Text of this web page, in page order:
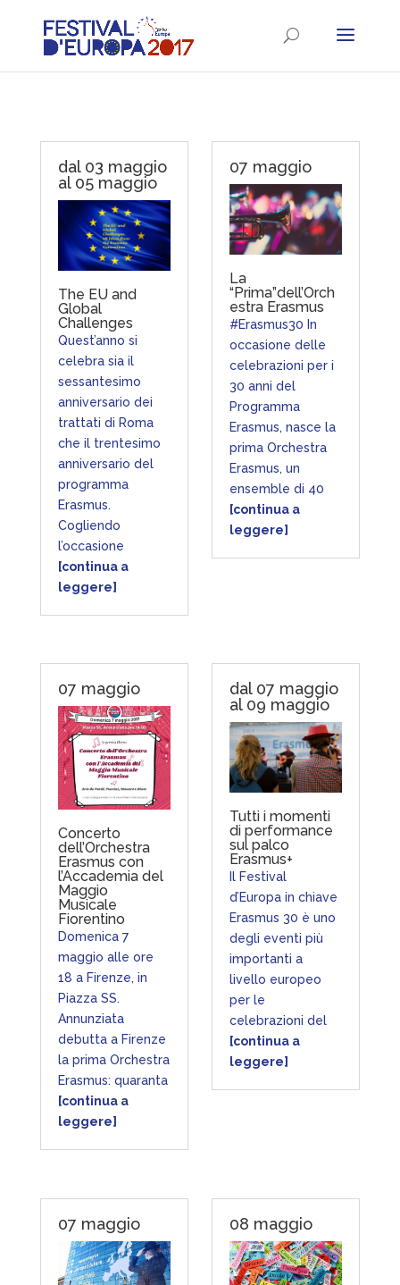
dal 03 maggio
al 05 maggio
The EU and
Global
Challenges
Quest’anno si
celebra sia il
sessantesimo
anniversario dei
trattati di Roma
che il trentesimo
anniversario del
programma
Erasmus.
Cogliendo
l’occasione
[continua a
leggere]
07 maggio
La
“Prima”dell’Orch
estra Erasmus
#Erasmus30 In
occasione delle
celebrazioni per i
30 anni del
Programma
Erasmus, nasce la
prima Orchestra
Erasmus, un
ensemble di 40
[continua a
leggere]
07 maggio
Concerto
dell’Orchestra
Erasmus con
l’Accademia del
Maggio
Musicale
Fiorentino
Domenica 7
maggio alle ore
18 a Firenze, in
Piazza SS.
Annunziata
debutta a Firenze
la prima Orchestra
Erasmus: quaranta
[continua a
leggere]
dal 07 maggio
al 09 maggio
Tutti i momenti
di performance
sul palco
Erasmus+
Il Festival
d’Europa in chiave
Erasmus 30 è uno
degli eventi più
importanti a
livello europeo
per le
celebrazioni del
[continua a
leggere]
07 maggio 08 maggio